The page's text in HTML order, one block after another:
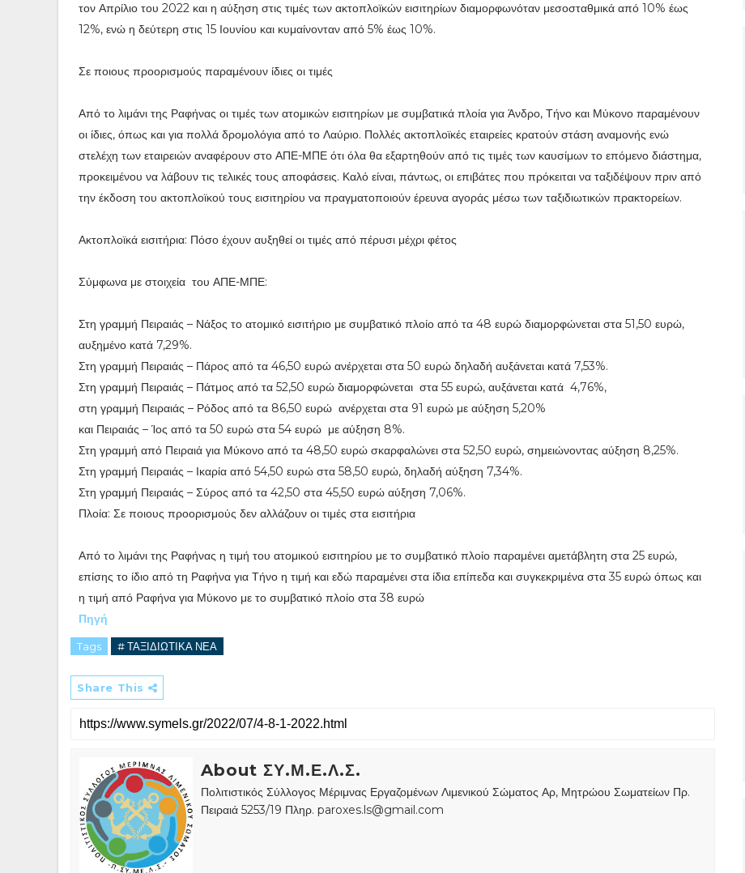
τον Απρίλιο του 2022 και η αύξηση στις τιμές των ακτοπλοϊκών εισιτηρίων διαμορφωνόταν μεσοσταθμικά από 10% έως
12%, ενώ η δεύτερη στις 15 Ιουνίου και κυμαίνονταν από 5% έως 10%.
Σε ποιους προορισμούς παραμένουν ίδιες οι τιμές
Από το λιμάνι της Ραφήνας οι τιμές των ατομικών εισιτηρίων με συμβατικά πλοία για Άνδρο, Τήνο και Μύκονο παραμένουν
οι ίδιες, όπως και για πολλά δρομολόγια από το Λαύριο. Πολλές ακτοπλοϊκές εταιρείες κρατούν στάση αναμονής ενώ
στελέχη των εταιρειών αναφέρουν στο ΑΠΕ-ΜΠΕ ότι όλα θα εξαρτηθούν από τις τιμές των καυσίμων το επόμενο διάστημα,
προκειμένου να λάβουν τις τελικές τους αποφάσεις. Καλό είναι, πάντως, οι επιβάτες που πρόκειται να ταξιδέψουν πριν από
την έκδοση του ακτοπλοϊκού τους εισιτηρίου να πραγματοποιούν έρευνα αγοράς μέσω των ταξιδιωτικών πρακτορείων.
Ακτοπλοϊκά εισιτήρια: Πόσο έχουν αυξηθεί οι τιμές από πέρυσι μέχρι φέτος
Σύμφωνα με στοιχεία του ΑΠΕ-ΜΠΕ:
Στη γραμμή Πειραιάς – Νάξος το ατομικό εισιτήριο με συμβατικό πλοίο από τα 48 ευρώ διαμορφώνεται στα 51,50 ευρώ,
αυξημένο κατά 7,29%.
Στη γραμμή Πειραιάς – Πάρος από τα 46,50 ευρώ ανέρχεται στα 50 ευρώ δηλαδή αυξάνεται κατά 7,53%.
Στη γραμμή Πειραιάς – Πάτμος από τα 52,50 ευρώ διαμορφώνεται στα 55 ευρώ, αυξάνεται κατά 4,76%,
στη γραμμή Πειραιάς – Ρόδος από τα 86,50 ευρώ ανέρχεται στα 91 ευρώ με αύξηση 5,20%
και Πειραιάς – Ίος από τα 50 ευρώ στα 54 ευρώ με αύξηση 8%.
Στη γραμμή από Πειραιά για Μύκονο από τα 48,50 ευρώ σκαρφαλώνει στα 52,50 ευρώ, σημειώνοντας αύξηση 8,25%.
Στη γραμμή Πειραιάς – Ικαρία από 54,50 ευρώ στα 58,50 ευρώ, δηλαδή αύξηση 7,34%.
Στη γραμμή Πειραιάς – Σύρος από τα 42,50 στα 45,50 ευρώ αύξηση 7,06%.
Πλοία: Σε ποιους προορισμούς δεν αλλάζουν οι τιμές στα εισιτήρια
Από το λιμάνι της Ραφήνας η τιμή του ατομικού εισιτηρίου με το συμβατικό πλοίο παραμένει αμετάβλητη στα 25 ευρώ,
επίσης το ίδιο από τη Ραφήνα για Τήνο η τιμή και εδώ παραμένει στα ίδια επίπεδα και συγκεκριμένα στα 35 ευρώ όπως και
η τιμή από Ραφήνα για Μύκονο με το συμβατικό πλοίο στα 38 ευρώ
Πηγή
Tags # ΤΑΞΙΔΙΩΤΙΚΑ ΝΕΑ
Share This
About ΣΥ.Μ.Ε.Λ.Σ.
Πολιτιστικός Σύλλογος Μέριμνας Εργαζομένων Λιμενικού Σώματος Αρ, Μητρώου Σωματείων Πρ.
Πειραιά 5253/19 Πληρ. paroxes.ls@gmail.com